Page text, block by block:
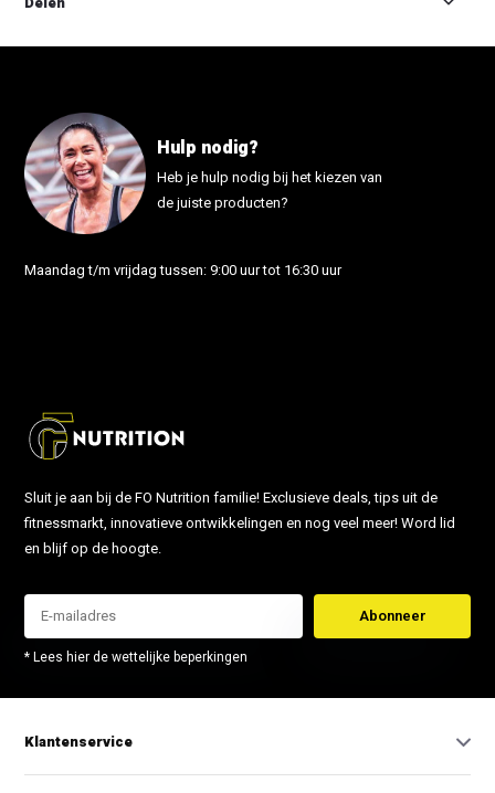
Hulp nodig?
Heb je hulp nodig bij het kiezen van
de juiste producten?
Maandag t/m vrijdag tussen: 9:00 uur tot 16:30 uur
Sluit je aan bij de FO Nutrition familie! Exclusieve deals, tips uit de
fitnessmarkt, innovatieve ontwikkelingen en nog veel meer! Word lid
en blijf op de hoogte.
Abonneer
* Lees hier de wettelijke beperkingen
Klantenservice